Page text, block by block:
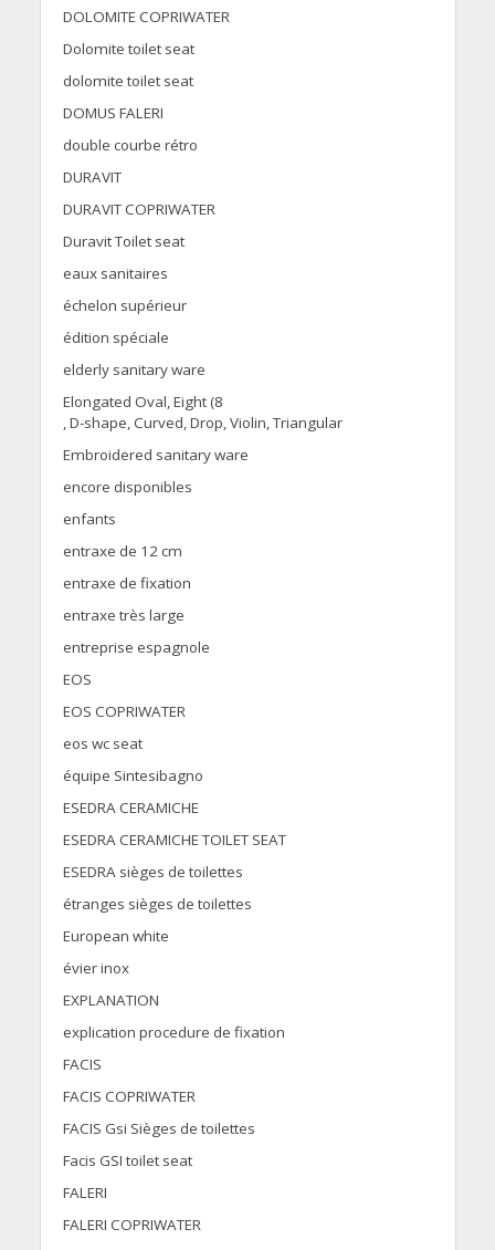
DOLOMITE COPRIWATER
Dolomite toilet seat
dolomite toilet seat
DOMUS FALERI
double courbe rétro
DURAVIT
DURAVIT COPRIWATER
Duravit Toilet seat
eaux sanitaires
échelon supérieur
édition spéciale
elderly sanitary ware
Elongated Oval, Eight (8
, D-shape, Curved, Drop, Violin, Triangular
Embroidered sanitary ware
encore disponibles
enfants
entraxe de 12 cm
entraxe de fixation
entraxe très large
entreprise espagnole
EOS
EOS COPRIWATER
eos wc seat
équipe Sintesibagno
ESEDRA CERAMICHE
ESEDRA CERAMICHE TOILET SEAT
ESEDRA sièges de toilettes
étranges sièges de toilettes
European white
évier inox
EXPLANATION
explication procedure de fixation
FACIS
FACIS COPRIWATER
FACIS Gsi Sièges de toilettes
Facis GSI toilet seat
FALERI
FALERI COPRIWATER